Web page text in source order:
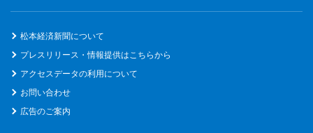
松本経済新聞について
プレスリリース・情報提供はこちらから
アクセスデータの利用について
お問い合わせ
広告のご案内